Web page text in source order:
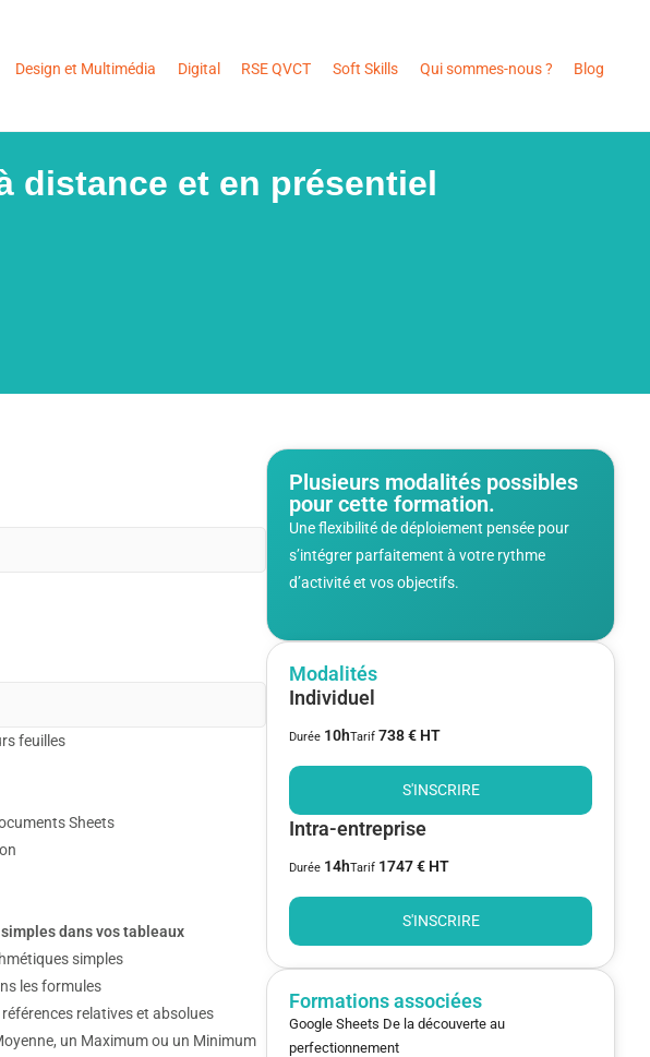
Design et Multimédia Digital RSE QVCT Soft Skills Qui sommes-nous ? Blog
distance et en présentiel
feuilles
Sheets
dans vos tableaux
simples
les formules
relatives et absolues
un Maximum ou un Minimum
Plusieurs modalités possibles
pour cette formation.
Une flexibilité de déploiement pensée pour
s’intégrer parfaitement à votre rythme
d’activité et vos objectifs.
Modalités
Individuel
Durée 10hTarif 738 € HT
S'INSCRIRE
Intra-entreprise
Durée 14hTarif 1747 € HT
S'INSCRIRE
Formations associées
Google Sheets De la découverte au
perfectionnement